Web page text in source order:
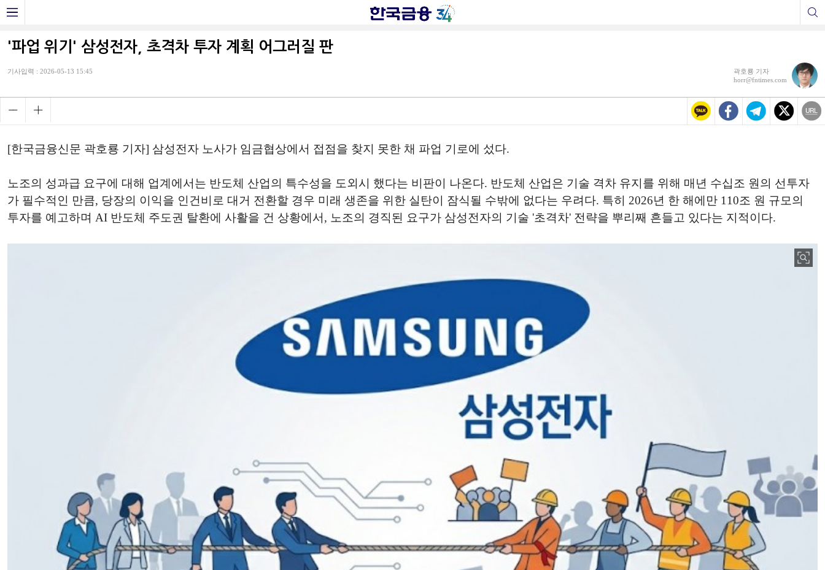
'파업 위기' 삼성전자, 초격차 투자 계획 어그러질 판
기사입력 : 2026-05-13 15:45
곽호룡 기자
horr@fntimes.com
[한국금융신문 곽호룡 기자] 삼성전자 노사가 임금협상에서 접점을 찾지 못한 채 파업 기로에 섰다.
노조의 성과급 요구에 대해 업계에서는 반도체 산업의 특수성을 도외시 했다는 비판이 나온다. 반도체 산업은 기술 격차 유지를 위해 매년 수십조 원의 선투자
가 필수적인 만큼, 당장의 이익을 인건비로 대거 전환할 경우 미래 생존을 위한 실탄이 잠식될 수밖에 없다는 우려다. 특히 2026년 한 해에만 110조 원 규모의
투자를 예고하며 AI 반도체 주도권 탈환에 사활을 건 상황에서, 노조의 경직된 요구가 삼성전자의 기술 '초격차' 전략을 뿌리째 흔들고 있다는 지적이다.